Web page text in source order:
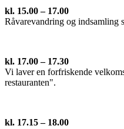
kl. 15.00 – 17.00
Råvarevandring og indsamling
kl. 17.00 – 17.30
Vi laver en forfriskende
restauranten".
kl. 17.15 – 18.00